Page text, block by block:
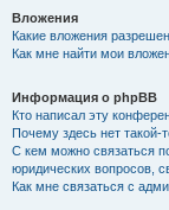
Вложения
Какие вложения
Как мне найти мои
Информация о phpBB
Кто написал эту
Почему здесь нет такой-
С кем можно связаться
юридических вопросов,
Как мне связаться с